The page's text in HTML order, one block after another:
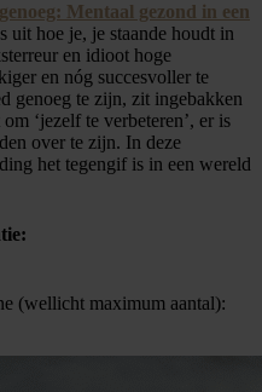
Mentaal gezond in een
uit hoe je, je staande houdt in
en idioot hoge
en nóg succesvoller te
genoeg te zijn, zit ingebakken
‘jezelf te verbeteren’, er is
over te zijn. In deze
het tegengif is in een wereld
(wellicht maximum aantal):